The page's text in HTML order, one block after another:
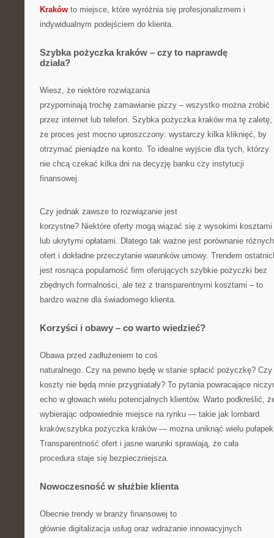
Kraków to miejsce, które wyróżnia się profesjonalizmem i
indywidualnym podejściem do klienta.
Szybka pożyczka kraków – czy to naprawdę
działa?
Wiesz, że niektóre rozwiązania
przypominają trochę zamawianie pizzy – wszystko można zrobić
przez internet lub telefon. Szybka pożyczka kraków ma tę zaletę,
że proces jest mocno uproszczony: wystarczy kilka kliknięć, by
otrzymać pieniądze na konto. To idealne wyjście dla tych, którzy
nie chcą czekać kilka dni na decyzję banku czy instytucji
finansowej.
Czy jednak zawsze to rozwiązanie jest
korzystne? Niektóre oferty mogą wiązać się z wysokimi kosztami
lub ukrytymi opłatami. Dlatego tak ważne jest porównanie różnych
ofert i dokładne przeczytanie warunków umowy. Trendem
jest rosnąca popularność firm oferujących szybkie pożyczki bez
zbędnych formalności, ale też z transparentnymi kosztami – to
bardzo ważne dla świadomego klienta.
Korzyści i obawy – co warto wiedzieć?
Obawa przed zadłużeniem to coś
naturalnego. Czy na pewno będę w stanie spłacić pożyczkę? Czy
koszty nie będą mnie przygniatały? To pytania powracające
echo w głowach wielu potencjalnych klientów. Warto podkreślić,
wybierając odpowiednie miejsce na rynku — takie jak lombard
kraków,szybka pożyczka kraków — można uniknąć wielu
Transparentność ofert i jasne warunki sprawiają, że cała
procedura staje się bezpieczniejsza.
Nowoczesność w służbie klienta
Obecnie trendy w branży finansowej to
głównie digitalizacja usług oraz wdrażanie innowacyjnych